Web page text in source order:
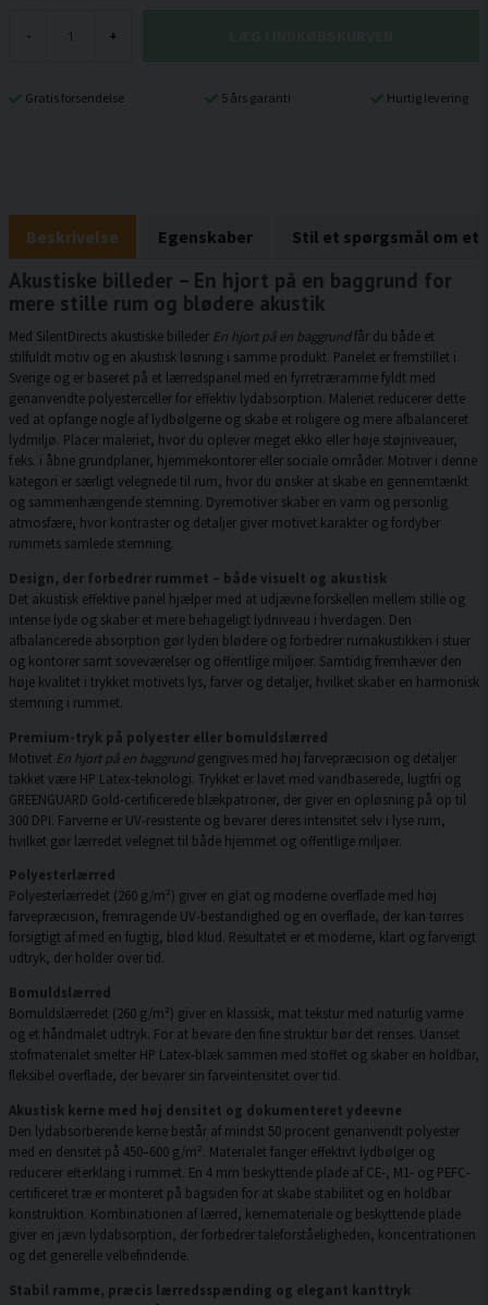
- +
Gratis forsendelse 5 års garanti Hurtig levering
Beskrivelse Egenskaber Stil et spørgsmål om et
Akustiske billeder – En hjort på en baggrund for
mere stille rum og blødere akustik
Med SilentDirects akustiske billeder En hjort på en baggrundfår du både et
stilfuldt motiv og en akustisk løsning i samme produkt. Panelet er fremstillet i
Sverige og er baseret på et lærredspanel med en fyrretræramme fyldt med
genanvendte polyesterceller for effektiv lydabsorption. Maleriet reducerer dette
ved at opfange nogle af lydbølgerne og skabe et roligere og mere afbalanceret
lydmiljø. Placer maleriet, hvor du oplever meget ekko eller høje støjniveauer,
f.eks. i åbne grundplaner, hjemmekontorer eller sociale områder. Motiver i denne
kategori er særligt velegnede til rum, hvor du ønsker at skabe en gennemtænkt
og sammenhængende stemning. Dyremotiver skaber en varm og personlig
atmosfære, hvor kontraster og detaljer giver motivet karakter og fordyber
rummets samlede stemning.
Design, der forbedrer rummet – både visuelt og akustisk
Det akustisk effektive panel hjælper med at udjævne forskellen mellem stille og
intense lyde og skaber et mere behageligt lydniveau i hverdagen. Den
afbalancerede absorption gør lyden blødere og forbedrer rumakustikken i stuer
og kontorer samt soveværelser og offentlige miljøer. Samtidig fremhæver den
høje kvalitet i trykket motivets lys, farver og detaljer, hvilket skaber en harmonisk
stemning i rummet.
Premium-tryk på polyester eller bomuldslærred
Motivet En hjort på en baggrundgengives med høj farvepræcision og detaljer
takket være HP Latex-teknologi. Trykket er lavet med vandbaserede, lugtfri og
GREENGUARD Gold-certificerede blækpatroner, der giver en opløsning på op til
300 DPI. Farverne er UV-resistente og bevarer deres intensitet selv i lyse rum,
hvilket gør lærredet velegnet til både hjemmet og offentlige miljøer.
Polyesterlærred
Polyesterlærredet (260 g/m²) giver en glat og moderne overflade med høj
farvepræcision, fremragende UV-bestandighed og en overflade, der kan tørres
forsigtigt af med en fugtig, blød klud. Resultatet er et moderne, klart og farverigt
udtryk, der holder over tid.
Bomuldslærred
Bomuldslærredet (260 g/m²) giver en klassisk, mat tekstur med naturlig varme
og et håndmalet udtryk. For at bevare den fine struktur bør det renses. Uanset
stofmaterialet smelter HP Latex-blæk sammen med stoffet og skaber en holdbar,
fleksibel overflade, der bevarer sin farveintensitet over tid.
Akustisk kerne med høj densitet og dokumenteret ydeevne
Den lydabsorberende kerne består af mindst 50 procent genanvendt polyester
med en densitet på 450–600 g/m². Materialet fanger effektivt lydbølger og
reducerer efterklang i rummet. En 4 mm beskyttende plade af CE-, M1- og PEFC-
certificeret træ er monteret på bagsiden for at skabe stabilitet og en holdbar
konstruktion. Kombinationen af lærred, kernemateriale og beskyttende plade
giver en jævn lydabsorption, der forbedrer taleforståeligheden, koncentrationen
og det generelle velbefindende.
Stabil ramme, præcis lærredsspænding og elegant kanttryk